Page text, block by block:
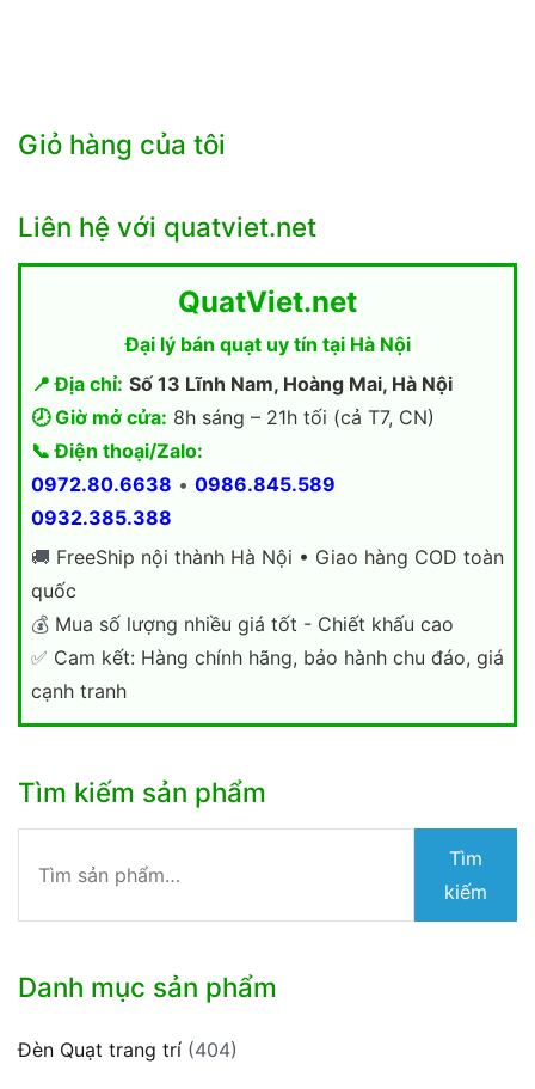
Giỏ hàng của tôi
Liên hệ với quatviet.net
QuatViet.net
Đại lý bán quạt uy tín tại Hà Nội
📍 Địa chỉ: Số 13 Lĩnh Nam, Hoàng Mai, Hà Nội
🕗 Giờ mở cửa: 8h sáng – 21h tối (cả T7, CN)
📞 Điện thoại/Zalo:
0972.80.6638 • 0986.845.589
0932.385.388
🚚 FreeShip nội thành Hà Nội • Giao hàng COD toàn
quốc
💰 Mua số lượng nhiều giá tốt - Chiết khấu cao
✅ Cam kết: Hàng chính hãng, bảo hành chu đáo, giá
cạnh tranh
Tìm kiếm sản phẩm
kiếm:
Tìm
kiếm
Danh mục sản phẩm
Đèn Quạt trang trí (404)